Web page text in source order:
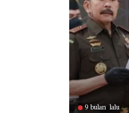
9 bulan lalu